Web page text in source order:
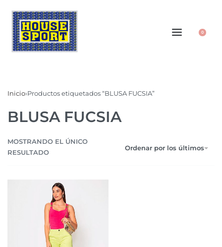
0
Inicio›Productos etiquetados “BLUSA FUCSIA”
BLUSA FUCSIA
MOSTRANDO EL ÚNICO
RESULTADO
Ordenar por los últimos